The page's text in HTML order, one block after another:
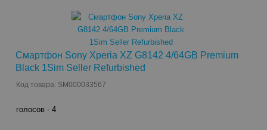
Смартфон Sony Xperia XZ G8142 4/64GB Premium
Black 1Sim Seller Refurbished
Код товара: SM000033567
голосов - 4